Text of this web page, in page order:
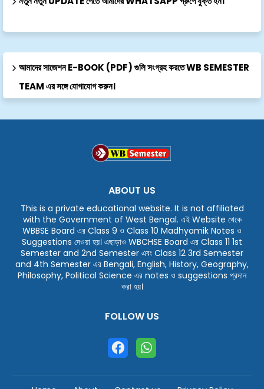
আমাদের সাজেশন E-BOOK (PDF) গুলি সংগ্রহ করতে WB SEMESTER
TEAM এর সঙ্গে যোগাযোগ করুন।
ABOUT US
This is a private educational website. It is not affiliated
with the Government of West Bengal. এই Website থেকে
WBBSE Board এর Class 9 ও Class 10 Madhyamik Notes ও
Suggestions দেওয়া হয়। এছাড়াও WBCHSE Board এর Class 11 1st
Semester and 2nd Semester এবং Class 12 3rd Semester
and 4th Semester এর Bengali, English, History, Geography,
Philosophy, Political Science এর notes ও suggestions প্রদান
করা হয়।
FOLLOW US